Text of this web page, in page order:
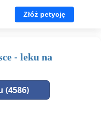
Złóż petycję
- leku na
(4586)